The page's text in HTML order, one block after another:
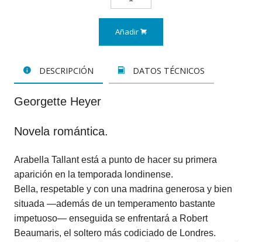
Añadir
DESCRIPCIÓN DATOS TÉCNICOS
Georgette Heyer
Novela romántica.
Arabella Tallant está a punto de hacer su primera
aparición en la temporada londinense.
Bella, respetable y con una madrina generosa y bien
situada —además de un temperamento bastante
impetuoso— enseguida se enfrentará a Robert
Beaumaris, el soltero más codiciado de Londres.